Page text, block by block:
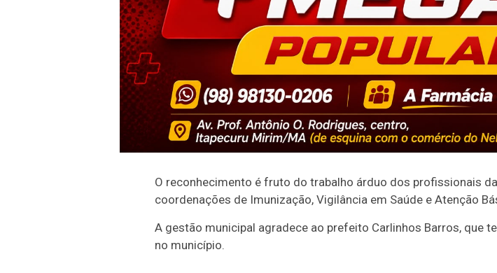
O reconhecimento é fruto do trabalho árduo dos profissionais
coordenações de Imunização, Vigilância em Saúde e Atenção
A gestão municipal agradece ao prefeito Carlinhos Barros, que
no município.